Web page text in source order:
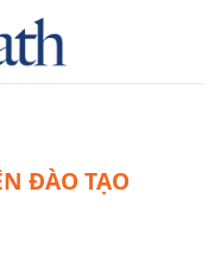
ĐÀO TẠO